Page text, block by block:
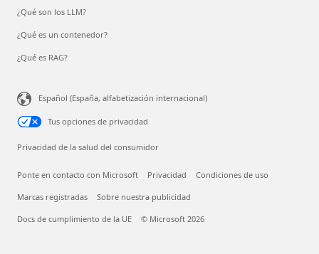
¿Qué son los LLM?
¿Qué es un contenedor?
¿Qué es RAG?
Español (España, alfabetización internacional)
Tus opciones de privacidad
Privacidad de la salud del consumidor
Ponte en contacto con Microsoft Privacidad Condiciones de uso
Marcas registradas Sobre nuestra publicidad
Docs de cumplimiento de la UE © Microsoft 2026